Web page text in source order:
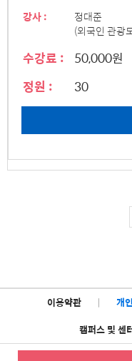
강사 :
정대준
(외국인 관광
수강료 :
50,000원
정원 :
30
이용약관 | 개
캠퍼스 및 센